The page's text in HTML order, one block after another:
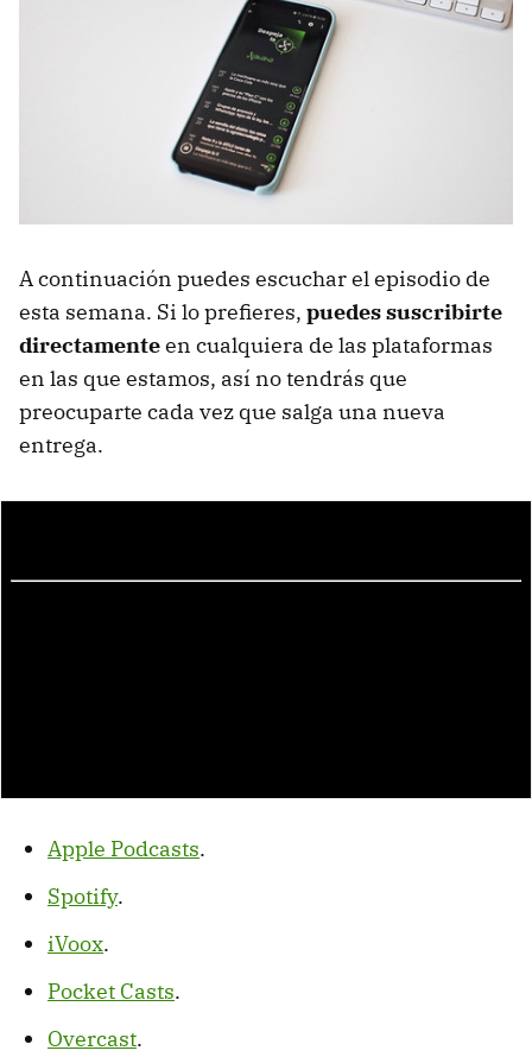
A continuación puedes escuchar el episodio de
esta semana. Si lo prefieres, puedes suscribirte
directamenteen cualquiera de las plataformas
en las que estamos, así no tendrás que
preocuparte cada vez que salga una nueva
entrega.
Apple Podcasts.
Spotify.
iVoox.
Pocket Casts.
Overcast.